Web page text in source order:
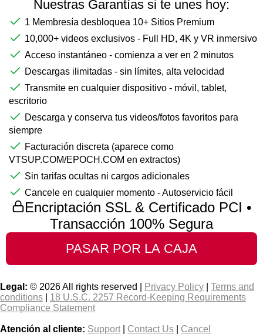
Nuestras Garantías si te unes hoy:
1 Membresía desbloquea 10+ Sitios Premium
10,000+ videos exclusivos - Full HD, 4K y VR inmersivo
Acceso instantáneo - comienza a ver en 2 minutos
Descargas ilimitadas - sin límites, alta velocidad
Transmite en cualquier dispositivo - móvil, tablet,
escritorio
Descarga y conserva tus videos/fotos favoritos para
siempre
Facturación discreta (aparece como
VTSUP.COM/EPOCH.COM en extractos)
Sin tarifas ocultas ni cargos adicionales
Cancele en cualquier momento - Autoservicio fácil
Encriptación SSL & Certificado PCI •
Transacción 100% Segura
Legal: © 2026 All rights reserved | Privacy Policy
Terms and
conditions
18 U.S.C. 2257 Record-Keeping Requirements
Compliance Statement
Atención al cliente: Support Contact Us Cancel